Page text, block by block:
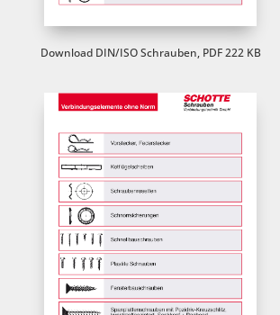
Download DIN/ISO Schrauben, PDF 222 KB